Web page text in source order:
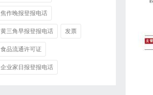
焦作晚报登报电话
黄三角早报登报电话 发票
食品流通许可证
企业家日报登报电话